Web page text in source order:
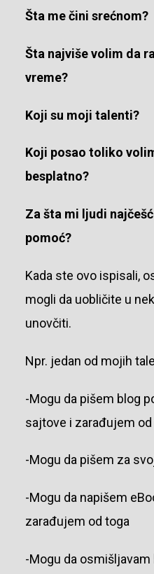
Šta me čini srećnom?
Šta najviše volim da
vreme?
Koji su moji talenti?
Koji posao toliko
besplatno?
Za šta mi ljudi
pomoć?
Kada ste ovo ispisali,
mogli da uobličite u
unovčiti.
Npr. jedan od mojih
-Mogu da pišem blog
sajtove i zarađujem od
-Mogu da pišem za
-Mogu da napišem
zarađujem od toga
-Mogu da